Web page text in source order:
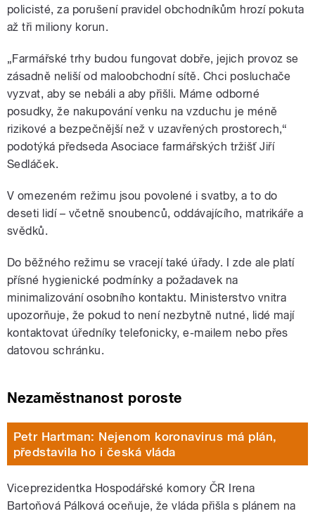
policisté, za porušení pravidel obchodníkům hrozí pokuta
až tři miliony korun.
„Farmářské trhy budou fungovat dobře, jejich provoz se
zásadně neliší od maloobchodní sítě. Chci posluchače
vyzvat, aby se nebáli a aby přišli. Máme odborné
posudky, že nakupování venku na vzduchu je méně
rizikové a bezpečnější než v uzavřených prostorech,“
podotýká předseda Asociace farmářských tržišť Jiří
Sedláček.
V omezeném režimu jsou povolené i svatby, a to do
deseti lidí – včetně snoubenců, oddávajícího, matrikáře a
svědků.
Do běžného režimu se vracejí také úřady. I zde ale platí
přísné hygienické podmínky a požadavek na
minimalizování osobního kontaktu. Ministerstvo vnitra
upozorňuje, že pokud to není nezbytně nutné, lidé mají
kontaktovat úředníky telefonicky, e-mailem nebo přes
datovou schránku.
Nezaměstnanost poroste
Petr Hartman: Nejenom koronavirus má plán,
představila ho i česká vláda
Viceprezidentka Hospodářské komory ČR Irena
Bartoňová Pálková oceňuje, že vláda přišla s plánem na